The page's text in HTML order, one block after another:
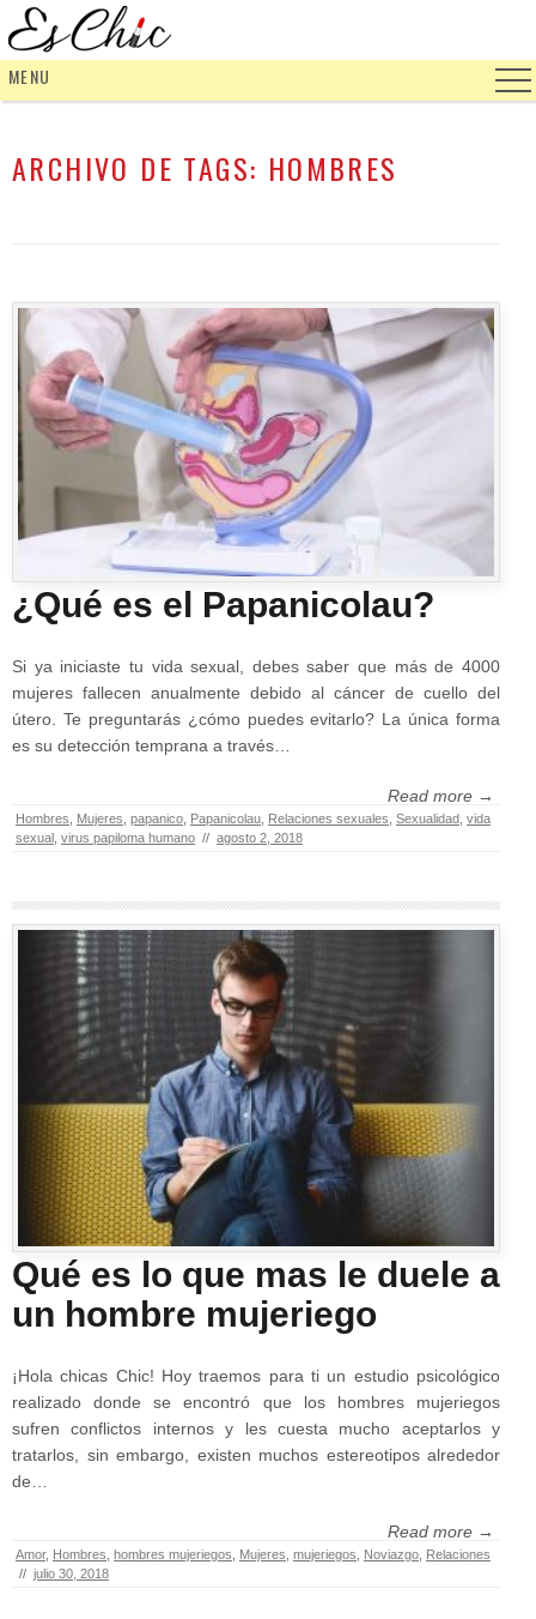
MENU
ARCHIVO DE TAGS: HOMBRES
¿Qué es el Papanicolau?
Si ya iniciaste tu vida sexual, debes saber que más de 4000
mujeres fallecen anualmente debido al cáncer de cuello del
útero. Te preguntarás ¿cómo puedes evitarlo? La única forma
es su detección temprana a través…
Read more →
Hombres Mujeres papanico Papanicolau Relaciones sexuales Sexualidad vida
sexual
virus papiloma humano // agosto 2, 2018
Qué es lo que mas le duele a
un hombre mujeriego
¡Hola chicas Chic! Hoy traemos para ti un estudio psicológico
realizado donde se encontró que los hombres mujeriegos
sufren conflictos internos y les cuesta mucho aceptarlos y
tratarlos, sin embargo, existen muchos estereotipos alrededor
de…
Read more →
Amor, Hombres hombres mujeriegos Mujeres mujeriegos Noviazgo
Relaciones
// julio 30, 2018